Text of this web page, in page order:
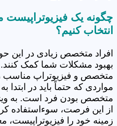
چگونه یک
انتخاب کنیم؟
افراد متخصص زیادی در این
بهبود مشکلات شما کمک
متخصص و فیزیوتراپ مناسب
مواردی که حتماً باید در ابتدا
متخصص بودن فرد است. به
از این فرصت، سوءاستفاده
زمینه خود را فیزیوتراپیست،